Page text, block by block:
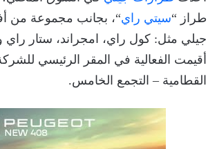
طراز “سيتي راي“، بجانب مجموعة من
أقيمت الفعالية في المقر الرئيسي
القطامية – التجمع الخامس.